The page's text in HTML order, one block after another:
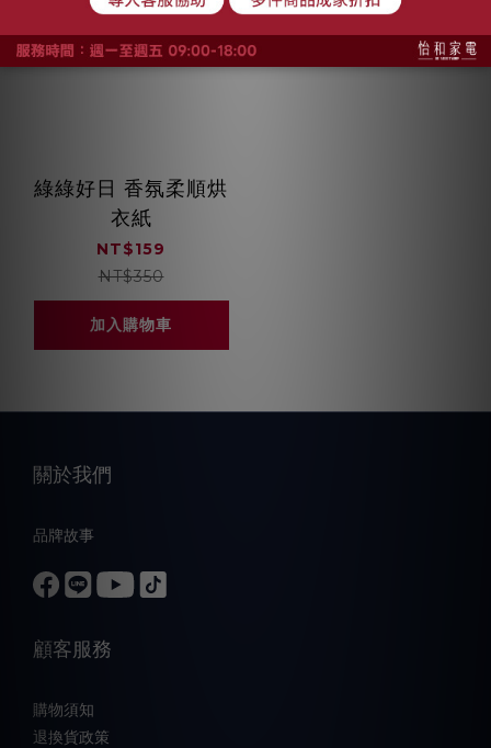
綠綠好日 香氛柔順烘
衣紙
NT$159
NT$350
加入購物車
關於我們
品牌故事
顧客服務
購物須知
退換貨政策